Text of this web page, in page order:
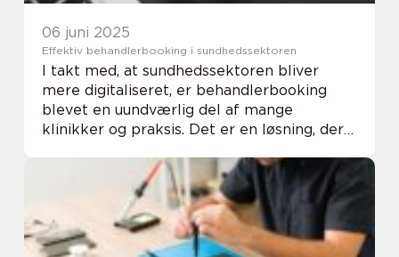
06 juni 2025
Effektiv behandlerbooking i sundhedssektoren
I takt med, at sundhedssektoren bliver
mere digitaliseret, er behandlerbooking
blevet en uundværlig del af mange
klinikker og praksis. Det er en løsning, der
behandlere og patienter ved at optime...